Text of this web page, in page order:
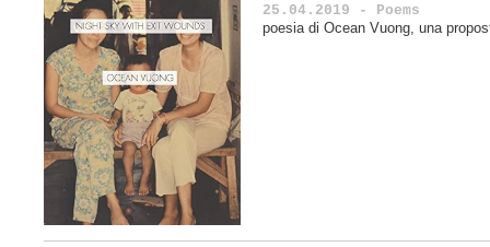
25.04.2019 - Poems
poesia di Ocean Vuong, una